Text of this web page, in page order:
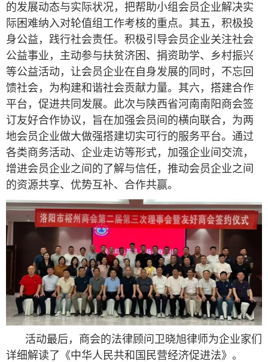
的发展动态与实际状况，把帮助小组会员企业解决实
际困难纳入对轮值组工作考核的重点。其五，积极投
身公益，践行社会责任。积极引导会员企业关注社会
公益事业，主动参与扶贫济困、捐资助学、乡村振兴
等公益活动，让会员企业在自身发展的同时，不忘回
馈社会，为构建和谐社会贡献力量。其六，搭建合作
平台，促进共同发展。此次与陕西省河南南阳商会签
订友好合作协议，旨在加强会员间的横向联合，为两
地会员企业做大做强搭建切实可行的服务平台。通过
各类商务活动、企业走访等形式，加强企业间交流，
增进会员企业之间的了解与信任，推动会员企业之间
的资源共享、优势互补、合作共赢。
活动最后，商会的法律顾问卫晓旭律师为企业家们
详细解读了《中华人民共和国民营经济促进法》。